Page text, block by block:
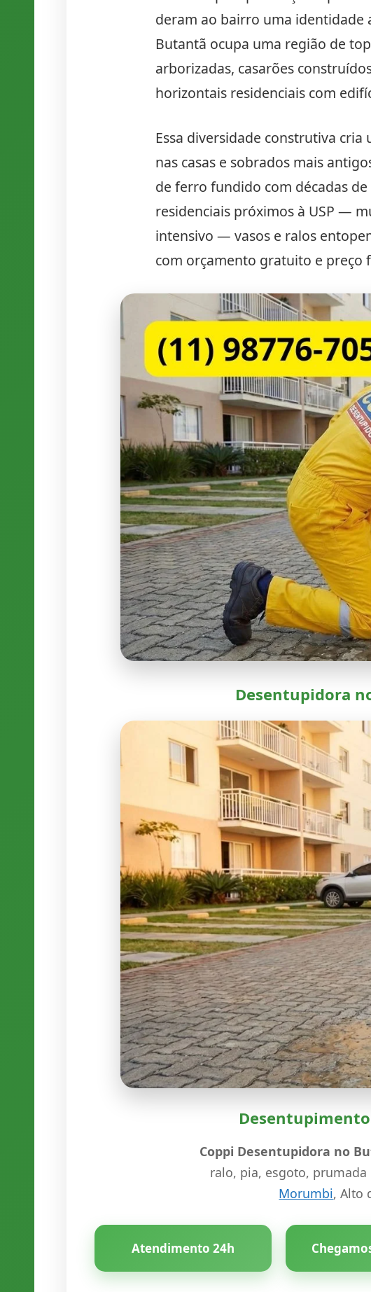
deram ao bairro uma identidade
Butantã ocupa uma região de
arborizadas, casarões
horizontais residenciais com
Essa diversidade construtiva
nas casas e sobrados mais
de ferro fundido com décadas
residenciais próximos à USP —
intensivo — vasos e ralos
com orçamento gratuito e preço
Desentupidora
Desentupimento
Coppi Desentupidora no
ralo, pia, esgoto,
Morumbi, Alto
Atendimento 24h